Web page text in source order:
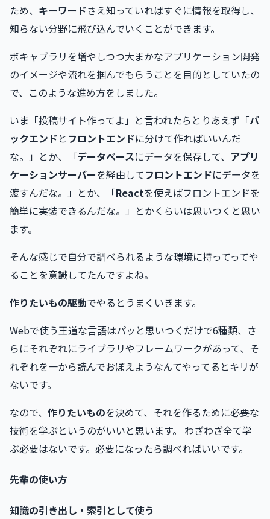
ため、 キーワードさえ知っていればすぐに情報を取得し、
知らない分野に飛び込んでいくことができます。
ボキャブラリを増やしつつ大まかなアプリケーション開発
のイメージや流れを掴んでもらうことを目的としていたの
で、このような進め方をしました。
いま「投稿サイト作ってよ」と言われたらとりあえず「バ
ックエンドと フロントエンドに分けて作ればいいんだ
な。」とか、「データベースにデータを保存して、 アプリ
ケーションサーバーを経由してフロントエンドにデータを
渡すんだな。」とか、「Reactを使えばフロントエンドを
簡単に実装できるんだな。」とかくらいは思いつくと思い
ます。
そんな感じで自分で調べられるような環境に持ってってや
ることを意識してたんですよね。
作りたいもの駆動でやるとうまくいきます。
Webで使う王道な言語はパッと思いつくだけで6種類、さ
らにそれぞれにライブラリやフレームワークがあって、そ
れぞれを一から読んでおぼえようなんてやってるとキリが
ないです。
なので、 作りたいものを決めて、それを作るために必要な
技術を学ぶというのがいいと思います。 わざわざ全て学
ぶ必要はないです。必要になったら調べればいいです。
先輩の使い方
知識の引き出し・索引として使う